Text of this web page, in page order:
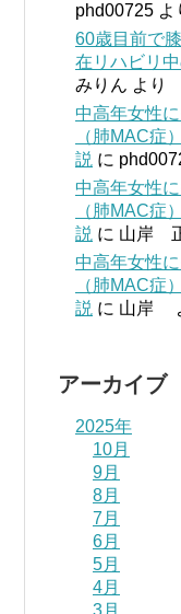
phd00725 よ
60歳目前で
在リハビリ
みりん より
中高年女性
（肺MAC症
説 に
中高年女性
（肺MAC症
説 に 山岸
中高年女性
（肺MAC症
説 に 山岸
アーカイブ
2025年
10月
9月
8月
7月
6月
5月
4月